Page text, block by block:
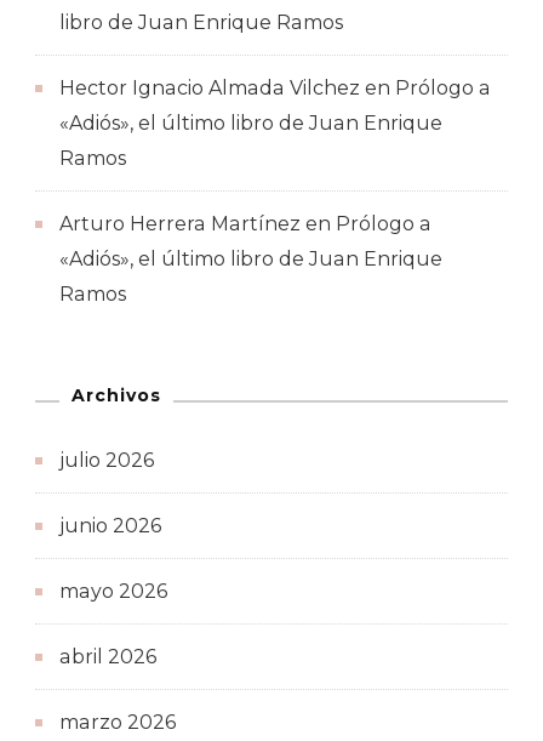
libro de Juan Enrique Ramos
Hector Ignacio Almada Vilchez en Prólogo a
«Adiós», el último libro de Juan Enrique
Ramos
Arturo Herrera Martínez en Prólogo a
«Adiós», el último libro de Juan Enrique
Ramos
Archivos
julio 2026
junio 2026
mayo 2026
abril 2026
marzo 2026